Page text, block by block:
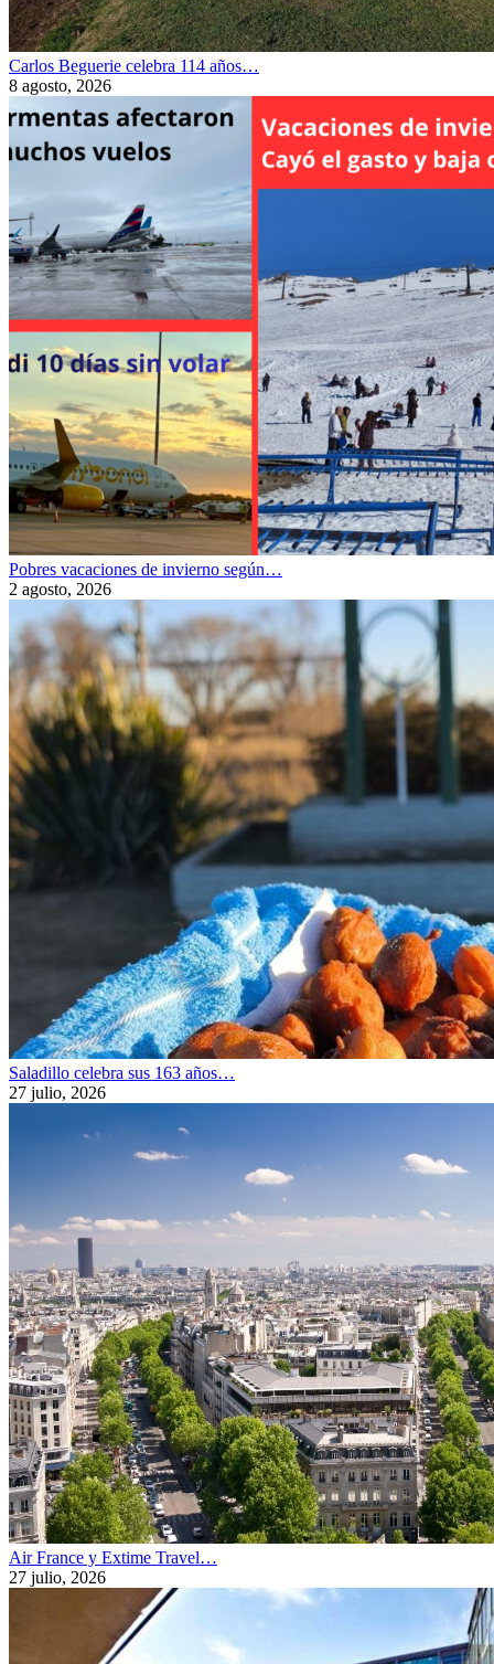
Carlos Beguerie celebra 114 años…
8 agosto, 2026
Pobres vacaciones de invierno según…
2 agosto, 2026
Saladillo celebra sus 163 años…
27 julio, 2026
Air France y Extime Travel…
27 julio, 2026